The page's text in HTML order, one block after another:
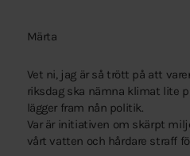
Märta
Vet ni, jag är så trött på att
riksdag ska nämna klimat lite
lägger fram nån politik.
Var är initiativen om skärpt
vårt vatten och hårdare straff